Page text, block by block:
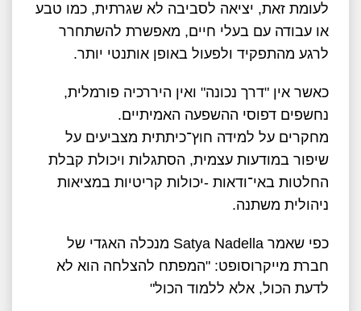
לעומת זאת, יציאה לסביבה לא שגרתית, כמו טבע
או עבודה עם בעלי חיים, מאפשרת להשתחרר
לרגע מהתפקיד ולפעול באופן אותנטי יותר.
כאשר אין "דרך נכונה" ואין היררכיה פורמלית,
נחשפים דפוסי ההשפעה האמיתיים.
מחקרים על למידה חוץ־כיתתית מצביעים על
שיפור במודעות עצמית, הסתגלות ויכולת קבלת
החלטות באי־ודאות -יכולות קריטיות במציאות
ניהולית משתנה.
כפי שאמר Satya Nadella מנכלה האגדי של
חברת מייקרוסופט: "המפתח להצלחה הוא לא
לדעת הכול, אלא ללמוד הכול"